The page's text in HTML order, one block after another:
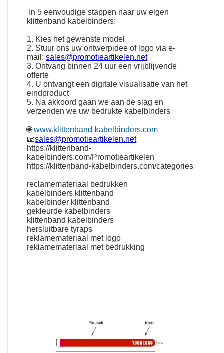
In 5 eenvoudige stappen naar uw eigen
klittenband kabelbinders:
1. Kies het gewenste model
2. Stuur ons uw ontwerpidee of logo via e-
mail:sales@promotieartikelen.net
3. Ontvang binnen 24 uur een vrijblijvende
offerte
4. U ontvangt een digitale visualisatie van het
eindproduct
5. Na akkoord gaan we aan de slag en
verzenden we uw bedrukte kabelbinders
🌐www.klittenband-kabelbinders.com
📧sales@promotieartikelen.net
https://klittenband-
kabelbinders.com/Promotieartikelen
https://klittenband-kabelbinders.com/categories
reclamemateriaal bedrukken
kabelbinders klittenband
kabelbinder klittenband
gekleurde kabelbinders
klittenband kabelbinders
hersluitbare tyraps
reklamemateriaal met logo
reklamemateriaal met bedrukking